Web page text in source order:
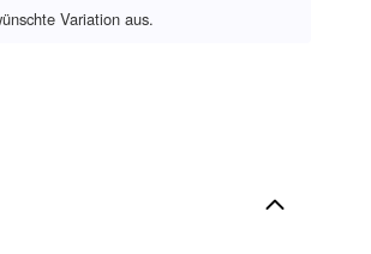
Variation aus.